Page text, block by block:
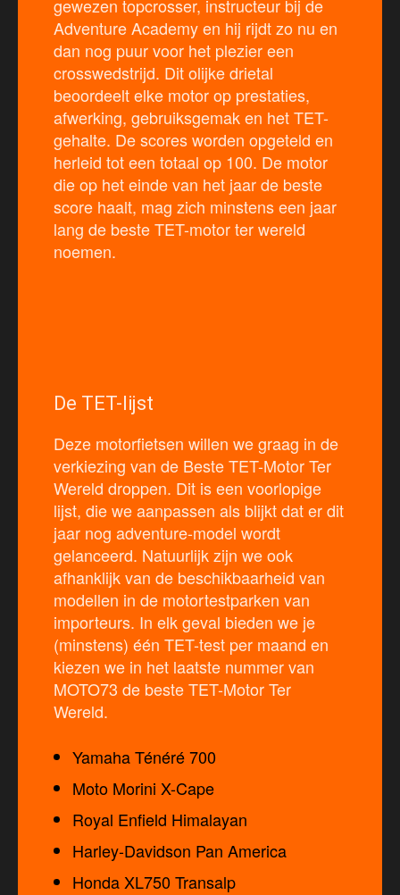
gewezen topcrosser, instructeur bij de
Adventure Academy en hij rijdt zo nu en
dan nog puur voor het plezier een
crosswedstrijd. Dit olijke drietal
beoordeelt elke motor op prestaties,
afwerking, gebruiksgemak en het TET-
gehalte. De scores worden opgeteld en
herleid tot een totaal op 100. De motor
die op het einde van het jaar de beste
score haalt, mag zich minstens een jaar
lang de beste TET-motor ter wereld
noemen.
De TET-lijst
Deze motorfietsen willen we graag in de
verkiezing van de Beste TET-Motor Ter
Wereld droppen. Dit is een voorlopige
lijst, die we aanpassen als blijkt dat er dit
jaar nog adventure-model wordt
gelanceerd. Natuurlijk zijn we ook
afhanklijk van de beschikbaarheid van
modellen in de motortestparken van
importeurs. In elk geval bieden we je
(minstens) één TET-test per maand en
kiezen we in het laatste nummer van
MOTO73 de beste TET-Motor Ter
Wereld.
Yamaha Ténéré 700
Moto Morini X-Cape
Royal Enfield Himalayan
Harley-Davidson Pan America
Honda XL750 Transalp